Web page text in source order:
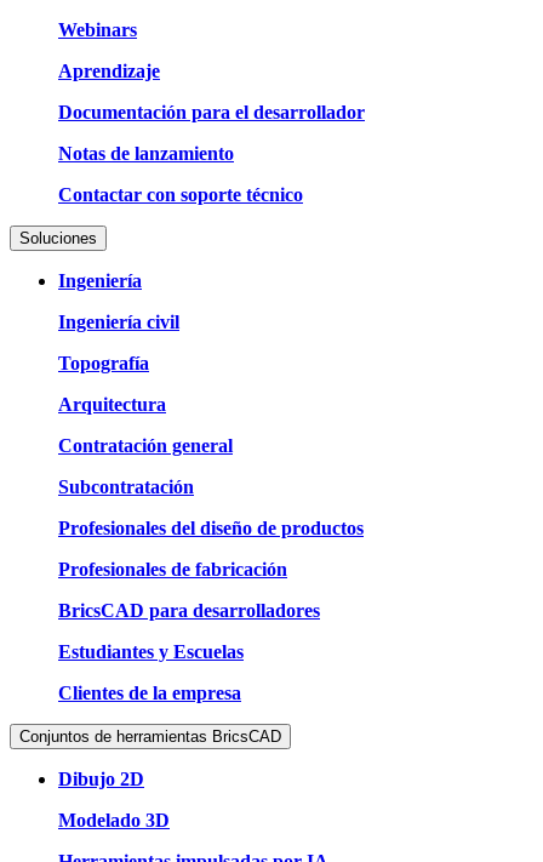
Webinars
Aprendizaje
Documentación para el desarrollador
Notas de lanzamiento
Contactar con soporte técnico
Soluciones
Ingeniería
Ingeniería civil
Topografía
Arquitectura
Contratación general
Subcontratación
Profesionales del diseño de productos
Profesionales de fabricación
BricsCAD para desarrolladores
Estudiantes y Escuelas
Clientes de la empresa
Conjuntos de herramientas BricsCAD
Dibujo 2D
Modelado 3D